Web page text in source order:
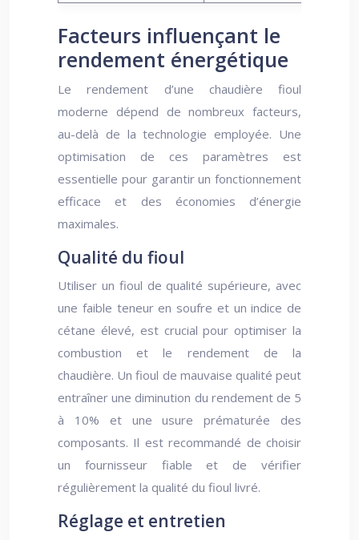
Facteurs influençant le
rendement énergétique
Le rendement d’une chaudière fioul
moderne dépend de nombreux facteurs,
au-delà de la technologie employée. Une
optimisation de ces paramètres est
essentielle pour garantir un fonctionnement
efficace et des économies d’énergie
maximales.
Qualité du fioul
Utiliser un fioul de qualité supérieure, avec
une faible teneur en soufre et un indice de
cétane élevé, est crucial pour optimiser la
combustion et le rendement de la
chaudière. Un fioul de mauvaise qualité peut
entraîner une diminution du rendement de 5
à 10% et une usure prématurée des
composants. Il est recommandé de choisir
un fournisseur fiable et de vérifier
régulièrement la qualité du fioul livré.
Réglage et entretien